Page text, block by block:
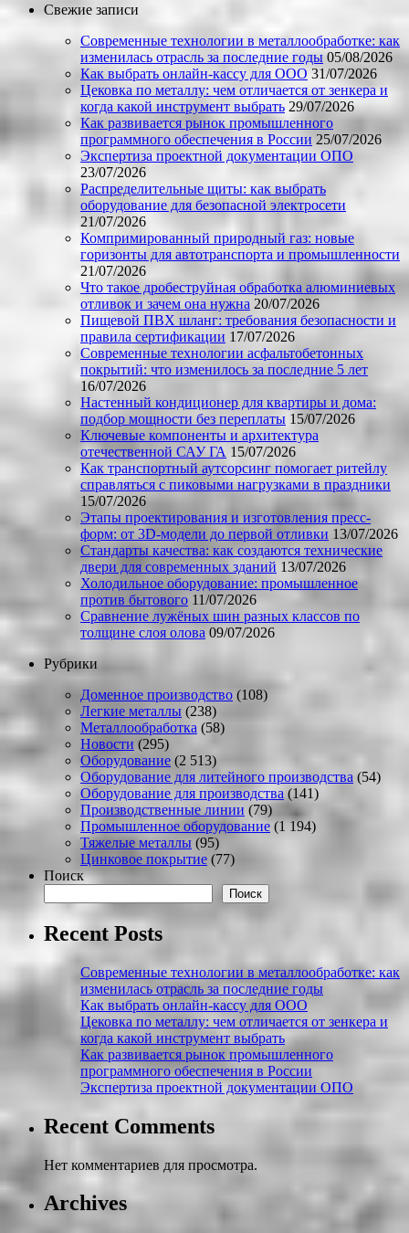
Свежие записи
Современные технологии в металлообработке: как
изменилась отрасль за последние годы 05/08/2026
Как выбрать онлайн-кассу для ООО 31/07/2026
Цековка по металлу: чем отличается от зенкера и
когда какой инструмент выбрать 29/07/2026
Как развивается рынок промышленного
программного обеспечения в России 25/07/2026
Экспертиза проектной документации ОПО
23/07/2026
Распределительные щиты: как выбрать
оборудование для безопасной электросети
21/07/2026
Компримированный природный газ: новые
горизонты для автотранспорта и промышленности
21/07/2026
Что такое дробеструйная обработка алюминиевых
отливок и зачем она нужна 20/07/2026
Пищевой ПВХ шланг: требования безопасности и
правила сертификации 17/07/2026
Современные технологии асфальтобетонных
покрытий: что изменилось за последние 5 лет
16/07/2026
Настенный кондиционер для квартиры и дома:
подбор мощности без переплаты 15/07/2026
Ключевые компоненты и архитектура
отечественной САУ ГА 15/07/2026
Как транспортный аутсорсинг помогает ритейлу
справляться с пиковыми нагрузками в праздники
15/07/2026
Этапы проектирования и изготовления пресс-
форм: от 3D-модели до первой отливки 13/07/2026
Стандарты качества: как создаются технические
двери для современных зданий 13/07/2026
Холодильное оборудование: промышленное
против бытового 11/07/2026
Сравнение лужёных шин разных классов по
толщине слоя олова 09/07/2026
Рубрики
Доменное производство (108)
Легкие металлы (238)
Металлообработка (58)
Новости (295)
Оборудование (2 513)
Оборудование для литейного производства (54)
Оборудование для производства (141)
Производственные линии (79)
Промышленное оборудование (1 194)
Тяжелые металлы (95)
Цинковое покрытие (77)
Поиск
Поиск
Recent Posts
Современные технологии в металлообработке: как
изменилась отрасль за последние годы
Как выбрать онлайн-кассу для ООО
Цековка по металлу: чем отличается от зенкера и
когда какой инструмент выбрать
Как развивается рынок промышленного
программного обеспечения в России
Экспертиза проектной документации ОПО
Recent Comments
Нет комментариев для просмотра.
Archives